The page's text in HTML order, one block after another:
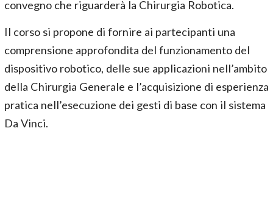
convegno che riguarderà la Chirurgia Robotica.
Il corso si propone di fornire ai partecipanti una
comprensione approfondita del funzionamento del
dispositivo robotico, delle sue applicazioni nell’ambito
della Chirurgia Generale e l’acquisizione di esperienza
pratica nell’esecuzione dei gesti di base con il sistema
Da Vinci.